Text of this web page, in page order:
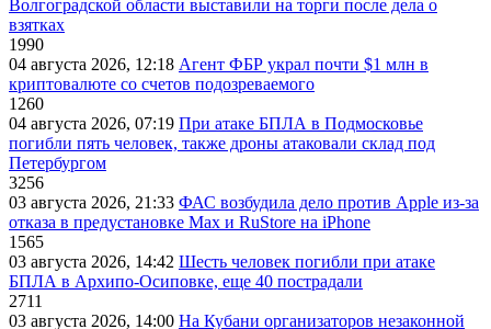
Волгоградской области выставили на торги после дела о
взятках
1990
04 августа 2026, 12:18 Агент ФБР украл почти $1 млн в
криптовалюте со счетов подозреваемого
1260
04 августа 2026, 07:19 При атаке БПЛА в Подмосковье
погибли пять человек, также дроны атаковали склад под
Петербургом
3256
03 августа 2026, 21:33 ФАС возбудила дело против Apple из-за
отказа в предустановке Max и RuStore на iPhone
1565
03 августа 2026, 14:42 Шесть человек погибли при атаке
БПЛА в Архипо-Осиповке, еще 40 пострадали
2711
03 августа 2026, 14:00 На Кубани организаторов незаконной